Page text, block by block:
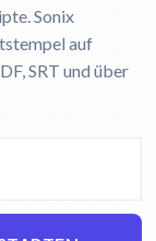
Sonix
auf
SRT und über